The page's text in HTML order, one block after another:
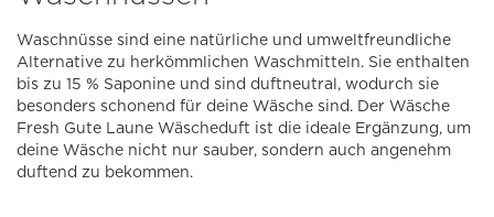
Waschnüsse sind eine natürliche und umweltfreundliche
Alternative zu herkömmlichen Waschmitteln. Sie enthalten
bis zu 15 % Saponine und sind duftneutral, wodurch sie
besonders schonend für deine Wäsche sind. Der Wäsche
Fresh Gute Laune Wäscheduft ist die ideale Ergänzung, um
deine Wäsche nicht nur sauber, sondern auch angenehm
duftend zu bekommen.